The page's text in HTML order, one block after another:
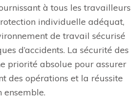
à tous les travailleurs
individuelle adéquat,
de travail sécurisé
d’accidents. La sécurité des
priorité absolue pour assurer
des opérations et la réussite
ensemble.